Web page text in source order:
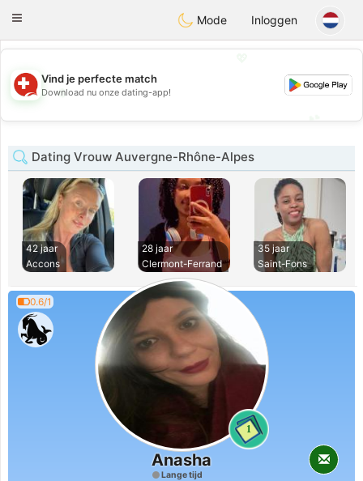
Suissi
Toggle
Mode Inloggen
💖
💕
Vind je perfecte match
Download nu onze dating-app!
Dating Vrouw Auvergne-Rhône-Alpes
42 jaar
Accons
28 jaar
Clermont-Ferrand
35 jaar
Saint-Fons
0.6/1
1
Anasha
Lange tijd